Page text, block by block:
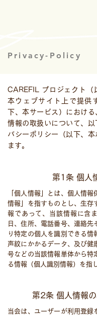
Privacy-Policy
CAREFIL プロジェクト（
本ウェブサイト上で提供
下、本サービス）における
情報の取扱いについて、以
バシーポリシー（以下、
ます。
第1条 個人
「個人情報」とは、個人情報
情報」を指すものとし、生存
報であって、当該情報に含
日、住所、電話番号、連絡先
り特定の個人を識別できる情
声紋にかかるデータ、及び健
号などの当該情報単体から特
る情報（個人識別情報）を指
第2条 個人情報
当会は、ユーザーが利用登録